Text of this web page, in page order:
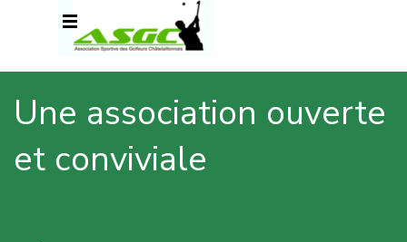
Sauter le menu
Une association ouverte
et conviviale